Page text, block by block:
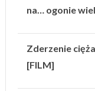
na… ogonie
Zderzenie
[FILM]